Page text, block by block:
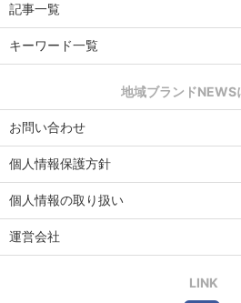
記事一覧
キーワード一覧
地域ブランドNEWS
お問い合わせ
個人情報保護方針
個人情報の取り扱い
運営会社
LINK